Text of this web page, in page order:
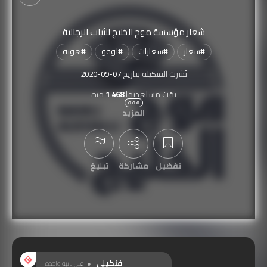
شعار مؤسسة موج الخليج للثياب الرجالية
#شعار #شعارات #لوقو #هوية
نُشرت الفنكيلة بتاريخ2020-09-07
تمّت مشاهدتها1,468مرة
المزيد
تفضيل مشاركة تبليغ
عرض التعليقات
فنكيلي قبل ثانية واحدة